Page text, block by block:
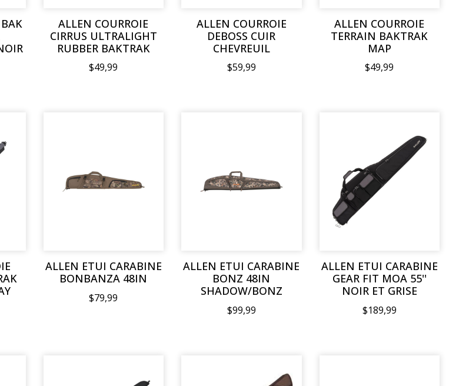
ALLEN COURROIE
CIRRUS ULTRALIGHT
RUBBER BAKTRAK
$49,99
ALLEN COURROIE
DEBOSS CUIR
CHEVREUIL
$59,99
ALLEN COURROIE
TERRAIN BAKTRAK
MAP
$49,99
ALLEN ETUI CARABINE
BONBANZA 48IN
$79,99
ALLEN ETUI CARABINE
BONZ 48IN
SHADOW/BONZ
$99,99
ALLEN ETUI CARABINE
GEAR FIT MOA 55''
NOIR ET GRISE
$189,99